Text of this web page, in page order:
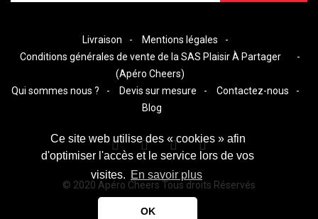
Ce site web utilise des « cookies » afin
d'optimiser l'accès et le service lors de vos
visites. En savoir plus
OK
Livraison
Mentions légales
Conditions générales de vente de la SAS Plaisir À Partager
(Apéro Cheers)
Qui sommes nous ?
Devis sur mesure
Contactez-nous
Blog
© 2020 Apéro Cheers Tous droits Réservés